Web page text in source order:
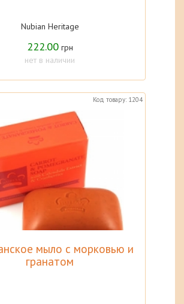
Nubian Heritage
222.00 грн
нет в наличии
Код товару: 1204
мыло с морковью и
гранатом